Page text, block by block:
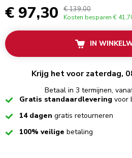
€ 97,30 € 139,00
Kosten besparen €
IN
Krijg het voor zaterdag,
Betaal in 3 termijnen,
CheckedGratis standaardlevering voor
Checked14 dagen gratis retourneren
Checked100% veilige betaling